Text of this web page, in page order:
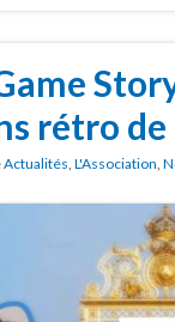
rétro de
Actualités, L'Association,